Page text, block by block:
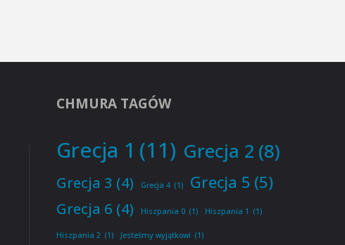
CHMURA TAGÓW
Grecja 1 (11) Grecja 2 (8)
Grecja 3 (4) Grecja 4 (1) Grecja 5 (5)
Grecja 6 (4) Hiszpania 0 (1) Hiszpania 1 (1)
Hiszpania 2 (1) Jesteśmy wyjątkowi (1)